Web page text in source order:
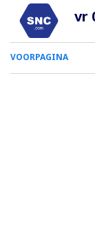
vr
0
Smartphone
VOORPAGINA